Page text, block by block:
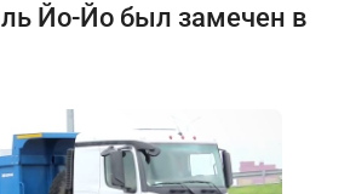
Йо-Йо был замечен в